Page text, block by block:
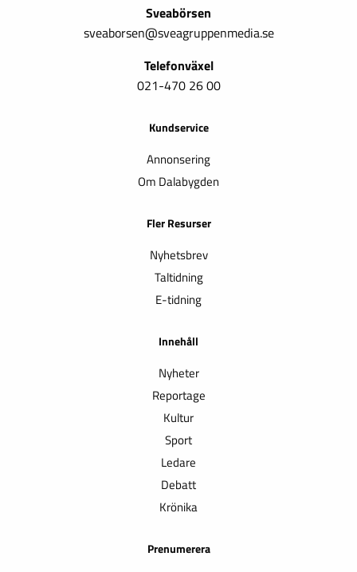
Sveabörsen
sveaborsen@sveagruppenmedia.se
Telefonväxel
021-470 26 00
Kundservice
Annonsering
Om Dalabygden
Fler Resurser
Nyhetsbrev
Taltidning
E-tidning
Innehåll
Nyheter
Reportage
Kultur
Sport
Ledare
Debatt
Krönika
Prenumerera